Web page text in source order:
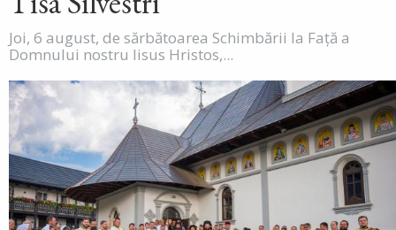
Joi, 6 august, de sărbătoarea Schimbării la Față a
Domnului nostru Iisus Hristos,...